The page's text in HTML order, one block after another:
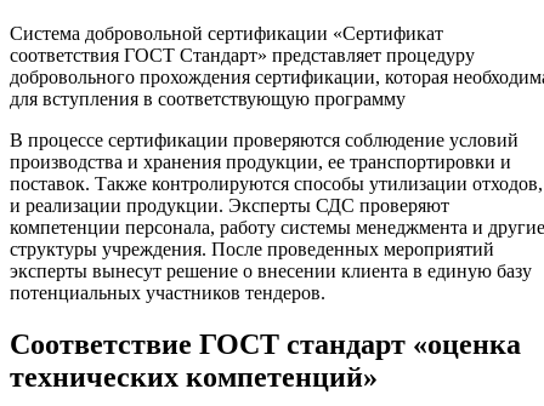
Система добровольной сертификации «Сертификат
соответствия ГОСТ Стандарт» представляет процедуру
добровольного прохождения сертификации, которая
для вступления в соответствующую программу
В процессе сертификации проверяются соблюдение условий
производства и хранения продукции, ее транспортировки и
поставок. Также контролируются способы утилизации отходов,
и реализации продукции. Эксперты СДС проверяют
компетенции персонала, работу системы менеджмента и другие
структуры учреждения. После проведенных мероприятий
эксперты вынесут решение о внесении клиента в единую базу
потенциальных участников тендеров.
Соответствие ГОСТ стандарт «оценка
технических компетенций»